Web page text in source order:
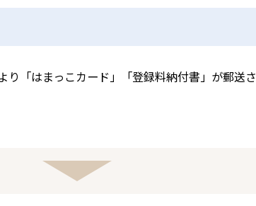
「はまっこカード」「登録料納付書」が郵送